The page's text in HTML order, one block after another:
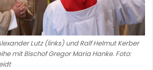
Lutz (links) und Ralf Helmut Kerber
mit Bischof Gregor Maria Hanke. Foto: